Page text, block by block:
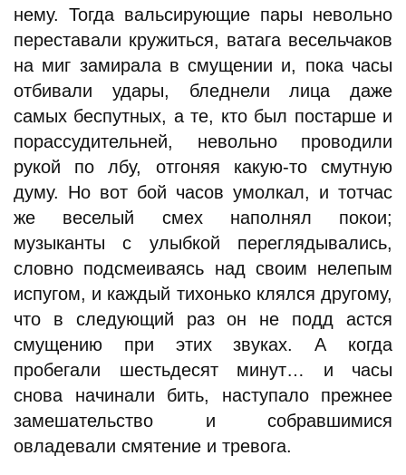
нему. Тогда вальсирующие пары невольно
переставали кружиться, ватага весельчаков
на миг замирала в смущении и, пока часы
отбивали удары, бледнели лица даже
самых беспутных, а те, кто был постарше и
порассудительней, невольно проводили
рукой по лбу, отгоняя какую-то смутную
думу. Но вот бой часов умолкал, и тотчас
же веселый смех наполнял покои;
музыканты с улыбкой переглядывались,
словно подсмеиваясь над своим нелепым
испугом, и каждый тихонько клялся другому,
что в следующий раз он не подд астся
смущению при этих звуках. А когда
пробегали шестьдесят минут… и часы
снова начинали бить, наступало прежнее
замешательство и собравшимися
овладевали смятение и тревога.